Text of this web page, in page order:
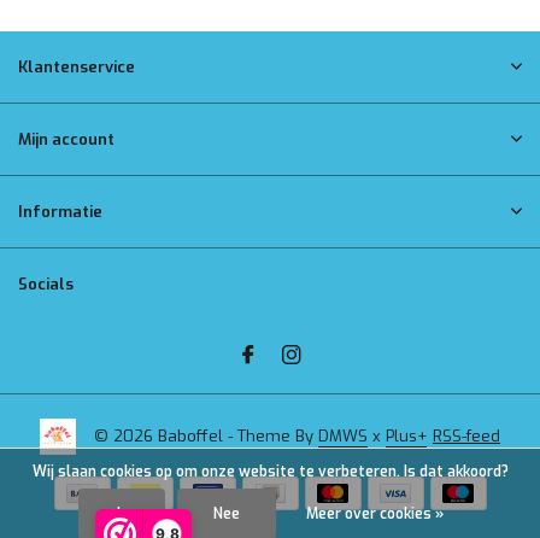
9,8
Klantenservice
Mijn account
Informatie
Socials
© 2026 Baboffel - Theme By DMWS x Plus+ RSS-feed
Wij slaan cookies op om onze website te verbeteren. Is dat akkoord?
Ja Nee Meer over cookies »